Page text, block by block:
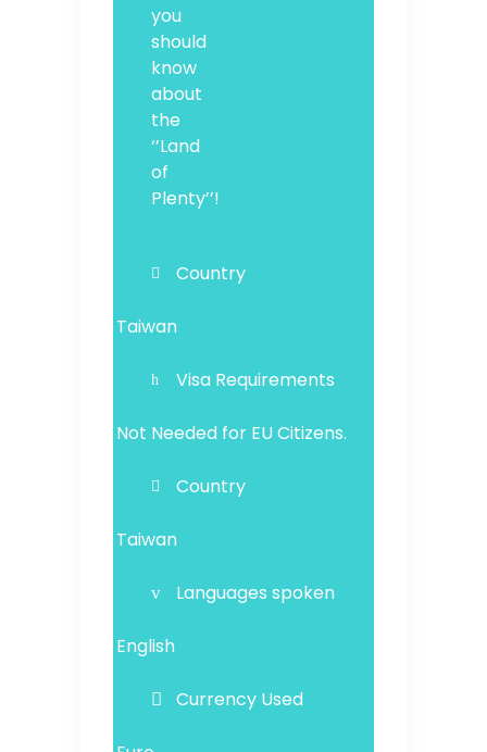
you
should
know
about
the
‘’Land
of
Plenty’’!
Country
Taiwan
Visa Requirements
Not Needed for EU Citizens.
Country
Taiwan
Languages spoken
English
Currency Used